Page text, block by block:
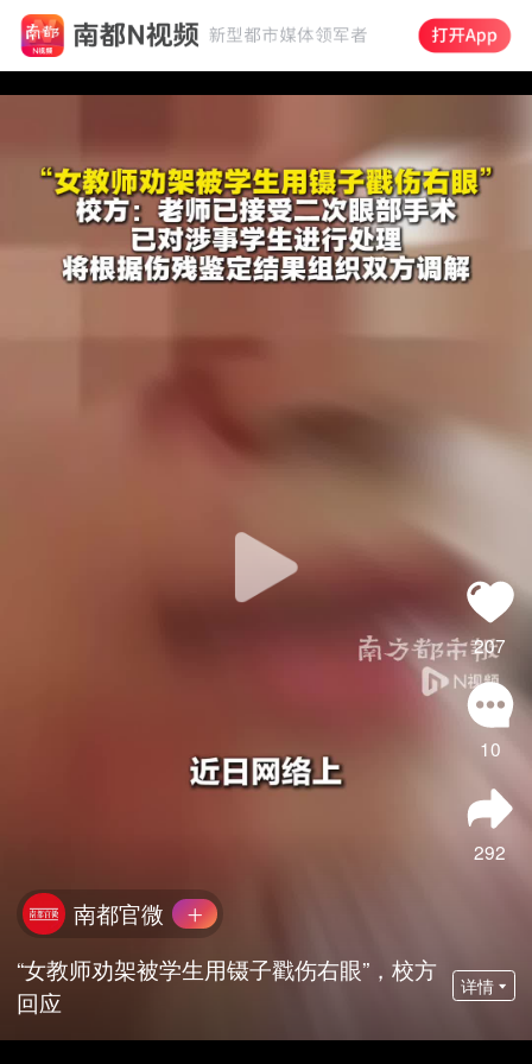
207
10
292
南都官微
“女教师劝架被学生用镊子戳伤右眼”，校方
回应
详情